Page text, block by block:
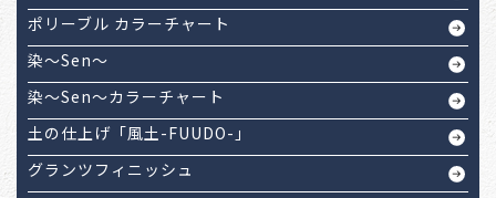
ポリーブル カラーチャート
染～Sen～
染～Sen～カラーチャート
土の仕上げ「風土-FUUDO-」
グランツフィニッシュ